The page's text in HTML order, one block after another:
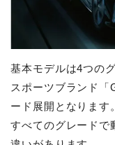
基本モデルは4つの
スポーツブランド「
ード展開となります。
すべてのグレードで